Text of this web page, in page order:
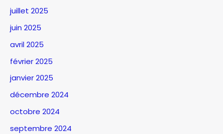
juillet 2025
juin 2025
avril 2025
février 2025
janvier 2025
décembre 2024
octobre 2024
septembre 2024